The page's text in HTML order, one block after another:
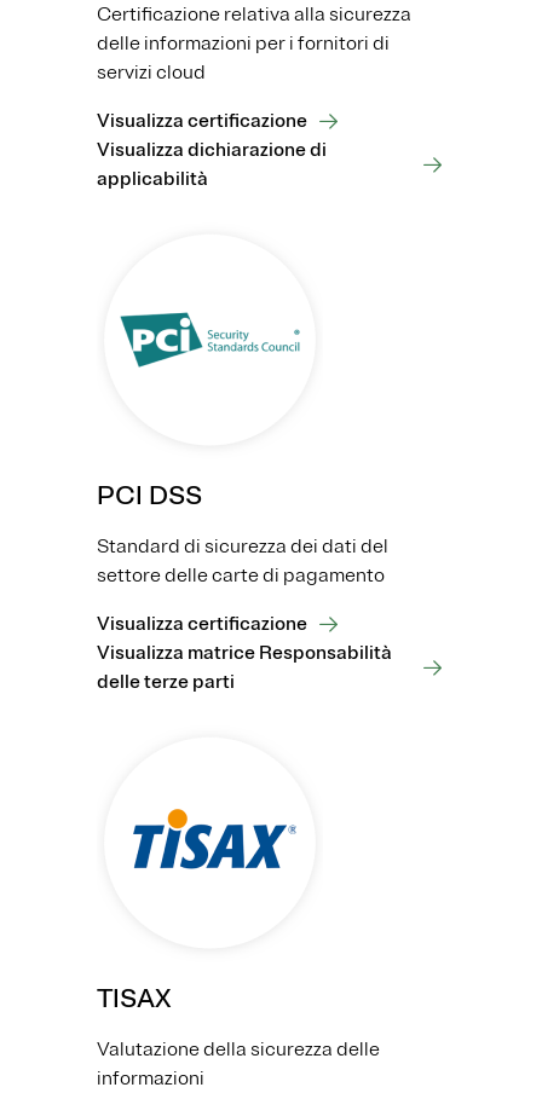
Certificazione relativa alla sicurezza
delle informazioni per i fornitori di
servizi cloud
Visualizza certificazione
Visualizza dichiarazione di
applicabilità
PCI DSS
Standard di sicurezza dei dati del
settore delle carte di pagamento
Visualizza certificazione
Visualizza matrice Responsabilità
delle terze parti
TISAX
Valutazione della sicurezza delle
informazioni